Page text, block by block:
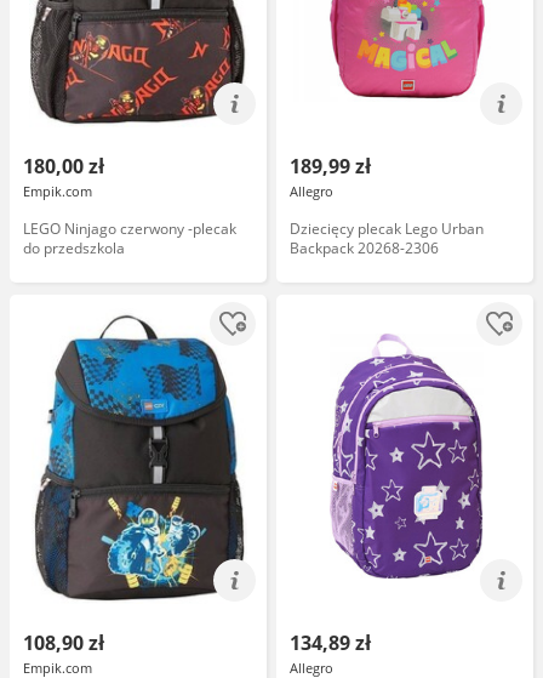
180,00 zł
Empik.com
LEGO Ninjago czerwony -plecak
do przedszkola
189,99 zł
Allegro
Dziecięcy plecak Lego Urban
Backpack 20268-2306
108,90 zł
Empik.com
134,89 zł
Allegro